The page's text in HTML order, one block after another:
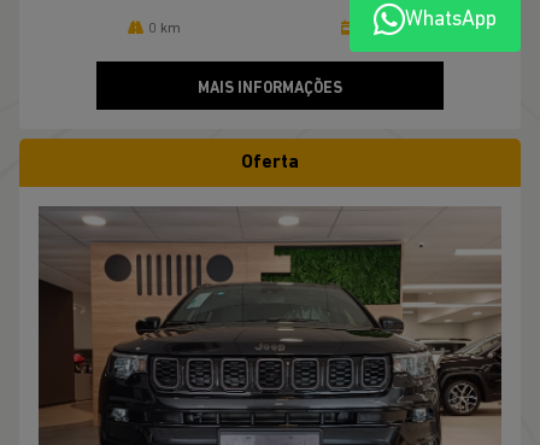
0 km 2026/2027
MAIS INFORMAÇÕES
Oferta
WhatsApp